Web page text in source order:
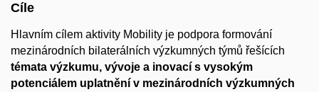
Cíle
Hlavním cílem aktivity Mobility je podpora formování
mezinárodních bilaterálních výzkumných týmů řešících
témata výzkumu, vývoje a inovací s vysokým
potenciálem uplatnění v mezinárodních výzkumných